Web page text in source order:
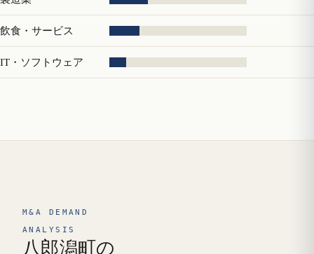
飲食・サービス
IT・ソフトウェア
M&A DEMAND
ANALYSIS
八郎潟町の